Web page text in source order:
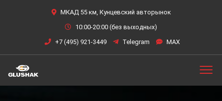
МКАД 55 км, Кунцевский авторынок
10:00-20:00 (без выходных)
+7 (495) 921-3449
Telegram MAX